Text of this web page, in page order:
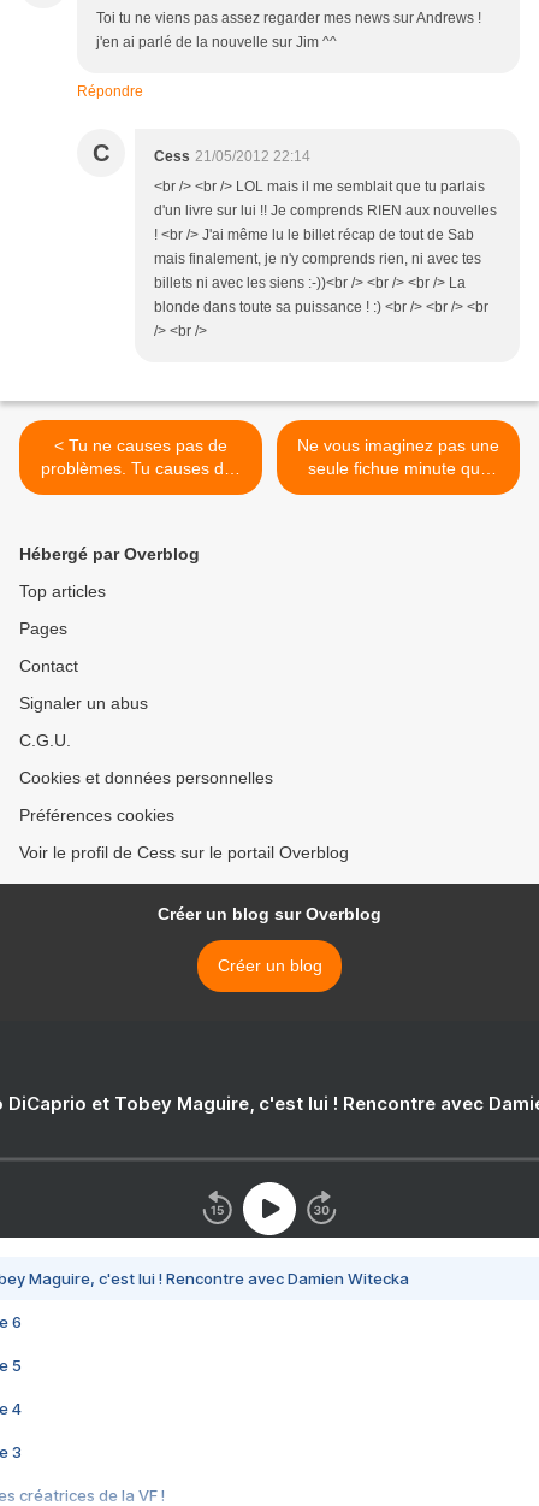
Toi tu ne viens pas assez regarder mes news sur Andrews !
j'en ai parlé de la nouvelle sur Jim ^^
Répondre
C Cess 21/05/2012 22:14
<br /> <br /> LOL mais il me semblait que tu parlais
d'un livre sur lui !! Je comprends RIEN aux nouvelles
! <br /> J'ai même lu le billet récap de tout de Sab
mais finalement, je n'y comprends rien, ni avec tes
billets ni avec les siens :-))<br /> <br /> <br /> La
blonde dans toute sa puissance ! :) <br /> <br /> <br
/> <br />
< Tu ne causes pas de
problèmes. Tu causes des
catastrophes.
Ne vous imaginez pas une
seule fichue minute que
vous pouvez mettre tout
Hébergé par Overblog
Top articles
Pages
Contact
Signaler un abus
C.G.U.
Cookies et données personnelles
Préférences cookies
Voir le profil de Cess sur le portail Overblog
Créer un blog sur Overblog
Créer un blog
DiCaprio et Tobey Maguire, c'est lui ! Rencontre avec
Maguire, c'est lui ! Rencontre avec Damien Witecka
6
5
4
3
créatrices de la VF !